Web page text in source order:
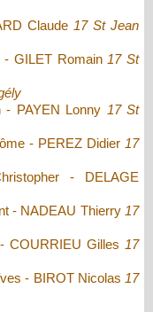
Claude 17 St Jean
GILET Romain 17 St
- PAYEN Lonny 17 St
- PEREZ Didier 17
- DELAGE
- NADEAU Thierry 17
COURRIEU Gilles 17
- BIROT Nicolas 17